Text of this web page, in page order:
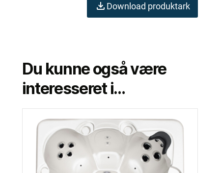
Download produktark
Du kunne også være
interesseret i…